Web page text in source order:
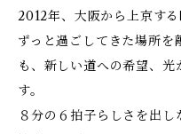
2012年、大阪から上京す
ずっと過ごしてきた場所を
も、新しい道への希望、
す。
８分の６拍子らしさを出